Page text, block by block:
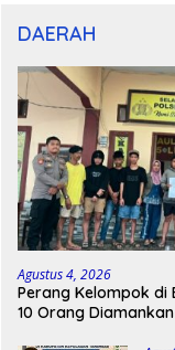
DAERAH
Agustus 4, 2026
Perang Kelompok di
10 Orang